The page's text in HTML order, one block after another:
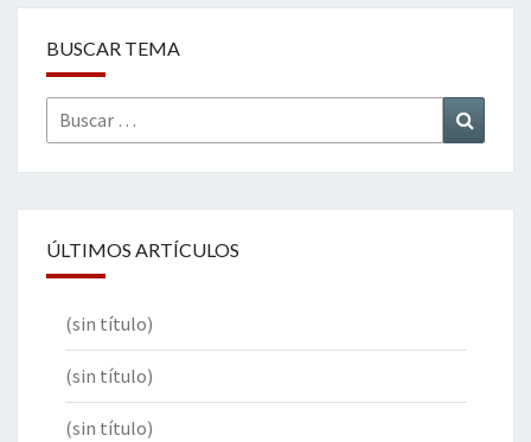
BUSCAR TEMA
Buscar
por:
ÚLTIMOS ARTÍCULOS
(sin título)
(sin título)
(sin título)